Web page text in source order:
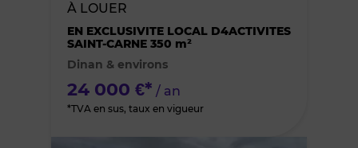
des
À LOUER
EN EXCLUSIVITE LOCAL D4ACTIVITES
SAINT-CARNE 350 m²
Dinan & environs
24 000 €* / an
*TVA en sus, taux en vigueur